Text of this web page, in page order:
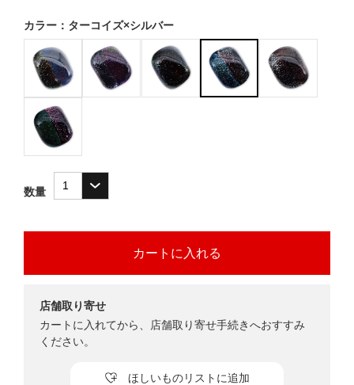
カラー：ターコイズ×シルバー
数量
ほしいものリストに追加
店舗取り寄せ
カートに入れてから、店舗取り寄せ手続きへおすすみ
ください。